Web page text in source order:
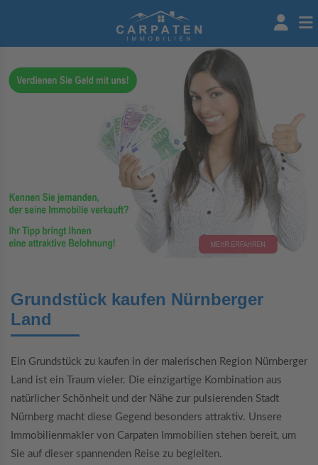
Grundstück kaufen Nürnberger
Land
Ein Grundstück zu kaufen in der malerischen Region Nürnberger
Land ist ein Traum vieler. Die einzigartige Kombination aus
natürlicher Schönheit und der Nähe zur pulsierenden Stadt
Nürnberg macht diese Gegend besonders attraktiv. Unsere
Immobilienmakler von Carpaten Immobilien stehen bereit, um
Sie auf dieser spannenden Reise zu begleiten.